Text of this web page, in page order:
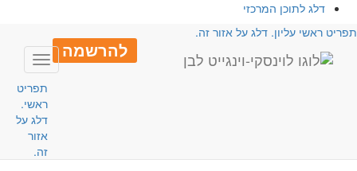
דלג לתוכן המרכזי
ראשי עליון. דלג על אזור זה.
להרשמה
Toggle
תפריט
ראשי.
דלג על
אזור
זה.